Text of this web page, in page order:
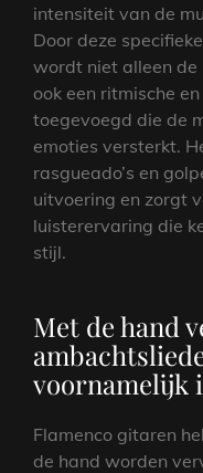
intensiteit van de
Door deze
wordt niet alleen
ook een ritmische
toegevoegd die de
emoties versterkt.
rasgueado’s en
uitvoering en zorgt
luisterervaring die
stijl.
Met de hand
voornamelijk
Flamenco gitaren
de hand worden